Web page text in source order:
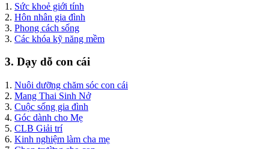
1. Sức khoẻ giới tính
2. Hôn nhân gia đình
3. Phong cách sống
3. Các khóa kỹ năng mềm
3. Dạy dỗ con cái
1. Nuôi dưỡng chăm sóc con cái
2. Mang Thai Sinh Nở
3. Cuộc sống gia đình
4. Góc dành cho Mẹ
5. CLB Giải trí
6. Kinh nghiệm làm cha mẹ